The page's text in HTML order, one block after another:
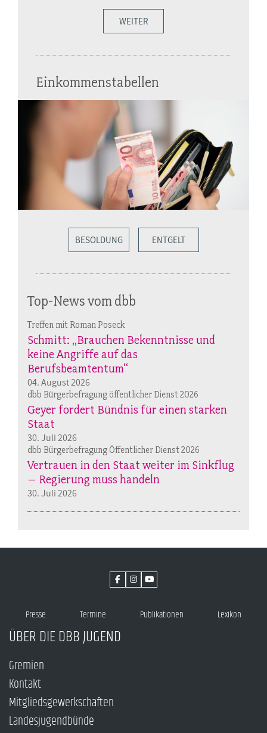
WEITER
Einkommenstabellen
BESOLDUNG ENTGELT
Top-News vom dbb
Treffen mit Roman Poseck
Schmitt: „Brauchen Bekenntnisse und
keine Angriffe auf das
Berufsbeamtentum“
04. August 2026
dbb Bürgerbefragung öffentlicher Dienst 2026
Geyer fordert Bündnis für einen starken
Staat
30. Juli 2026
dbb Bürgerbefragung Öffentlicher Dienst 2026
Vertrauen in den Staat weiter im Sinkflug
– Regierung muss handeln
30. Juli 2026
Presse Termine Publikationen Lexikon
ÜBER DIE DBB JUGEND
Gremien
Kontakt
Mitgliedsgewerkschaften
Landesjugendbünde